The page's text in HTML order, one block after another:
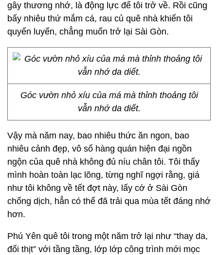
gây thương nhớ, là động lực để tôi trở về. Rồi cũng
bấy nhiêu thứ mắm cá, rau củ quê nhà khiến tôi
quyến luyến, chẳng muốn trở lại Sài Gòn.
Góc vườn nhỏ xíu của má mà thỉnh thoảng tôi
vẫn nhớ da diết.
Vậy mà năm nay, bao nhiêu thức ăn ngon, bao
nhiêu cảnh đẹp, vô số hàng quán hiện đại ngồn
ngộn của quê nhà không đủ níu chân tôi. Tôi thấy
mình hoàn toàn lạc lõng, từng nghĩ ngợi rằng, giá
như tôi không về tết đợt này, lấy cớ ở Sài Gòn
chống dịch, hẳn có thể đã trải qua mùa tết đáng nhớ
hơn.
Phú Yên quê tôi trong một năm trở lại như “thay da,
đổi thịt” với tầng tầng, lớp lớp công trình mới mọc